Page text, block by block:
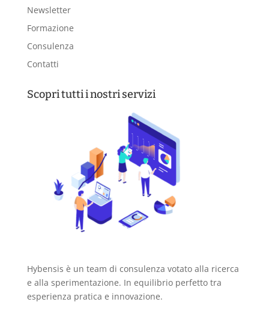
Newsletter
Formazione
Consulenza
Contatti
Scopri tutti i nostri servizi
Hybensis è un team di consulenza votato alla ricerca
e alla sperimentazione. In equilibrio perfetto tra
esperienza pratica e innovazione.